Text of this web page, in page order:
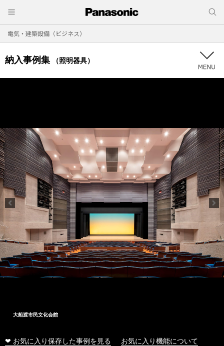
電気・建築設備（ビジネス）
納入事例集 （照明器具）
大船渡市民文化会館
❤ お気に入り保存した事例を見る お気に入り機能について